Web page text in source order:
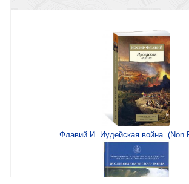
Загробная жизнь и бессмертие души.
факты
Что играет мной? Беседы о страстях
2024, мягкий переплет)
Флавий И. Иудейская война. (Non